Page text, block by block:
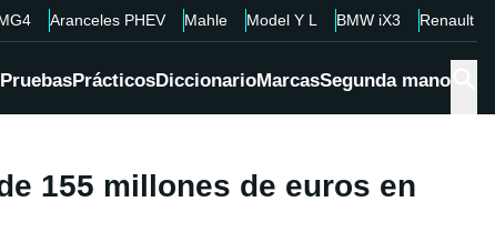
Aranceles PHEV Mahle Model Y L BMW iX3 Renault
PruebasPrácticosDiccionarioMarcasSegunda mano
155 millones de euros en